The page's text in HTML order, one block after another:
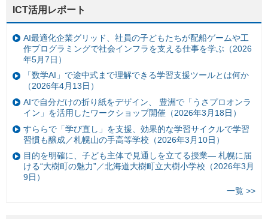
ICT活用レポート
AI最適化企業グリッド、社員の子どもたちが配船ゲームや工
作プログラミングで社会インフラを支える仕事を学ぶ（2026
年5月7日）
「数学AI」で途中式まで理解できる学習支援ツールとは何か
（2026年4月13日）
AIで自分だけの折り紙をデザイン、 豊洲で「うさプロオンラ
イン」を活用したワークショップ開催（2026年3月18日）
すららで「学び直し」を支援、効果的な学習サイクルで学習
習慣も醸成／札幌山の手高等学校（2026年3月10日）
目的を明確に、子ども主体で見通しを立てる授業— 札幌に届
ける“大樹町の魅力”／北海道大樹町立大樹小学校（2026年3月
9日）
一覧 >>